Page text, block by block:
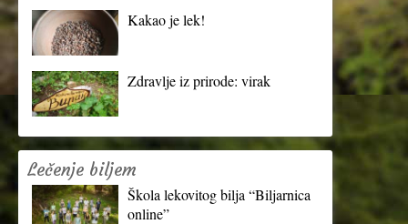
Kakao je lek!
Zdravlje iz prirode: virak
Lečenje biljem
Škola lekovitog bilja “Biljarnica
online”